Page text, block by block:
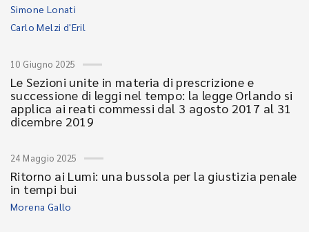
Simone Lonati
Carlo Melzi d'Eril
10 Giugno 2025
Le Sezioni unite in materia di prescrizione e
successione di leggi nel tempo: la legge Orlando si
applica ai reati commessi dal 3 agosto 2017 al 31
dicembre 2019
24 Maggio 2025
Ritorno ai Lumi: una bussola per la giustizia penale
in tempi bui
Morena Gallo